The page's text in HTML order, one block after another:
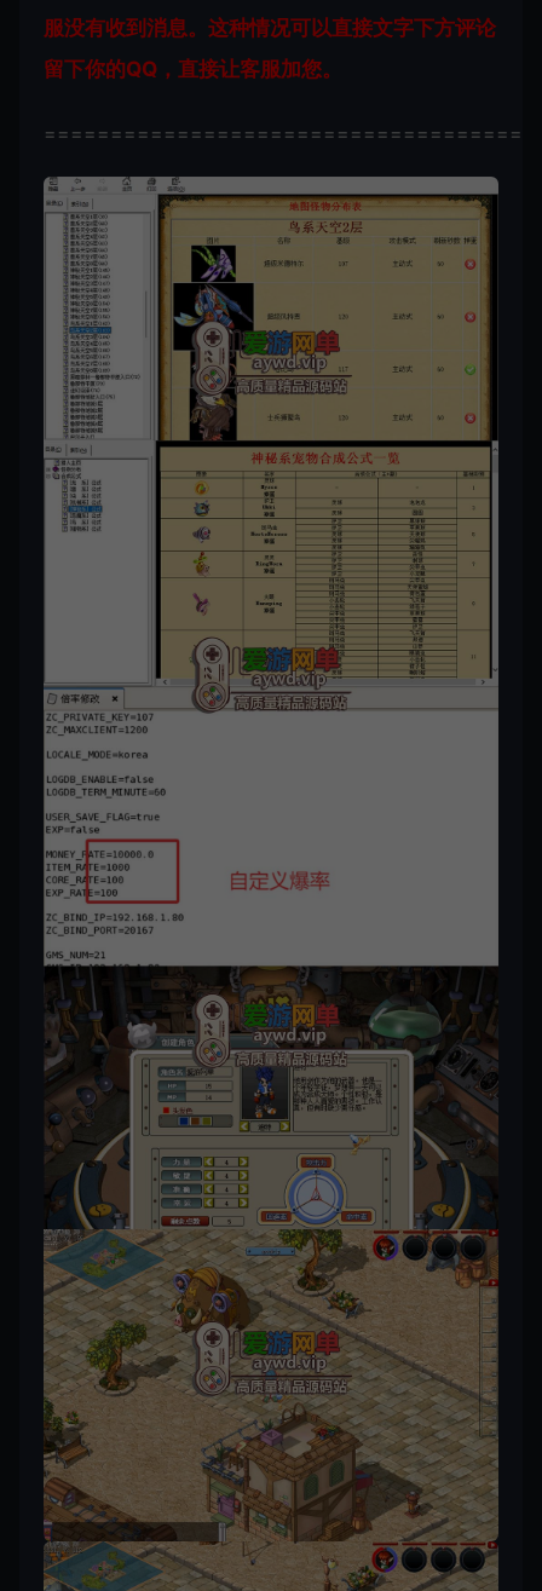
服没有收到消息。这种情况可以直接文字下方评论
留下你的QQ，直接让客服加您。